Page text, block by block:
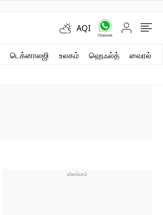
AQI
டெக்னாலஜி உலகம் ஹெஃல்த் வைரல்